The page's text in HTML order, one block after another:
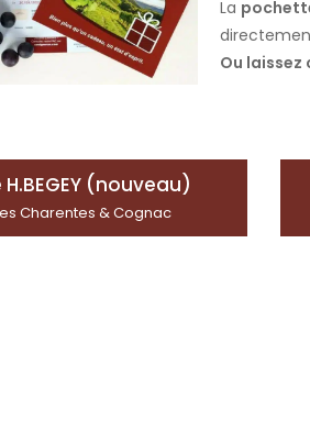
La
Ou
(nouveau)
Charentes & Cognac